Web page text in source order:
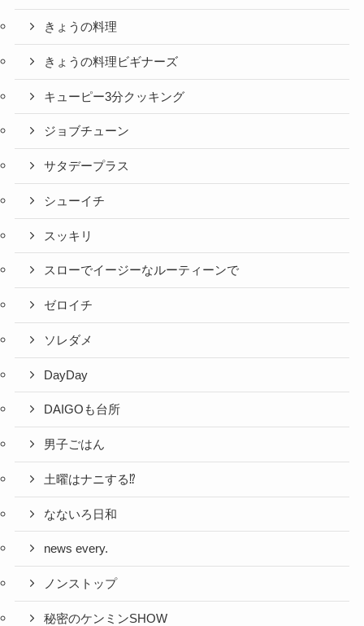
きょうの料理
きょうの料理ビギナーズ
キューピー3分クッキング
ジョブチューン
サタデープラス
シューイチ
スッキリ
スローでイージーなルーティーンで
ゼロイチ
ソレダメ
DayDay
DAIGOも台所
男子ごはん
土曜はナニする⁉
なないろ日和
news every.
ノンストップ
秘密のケンミンSHOW